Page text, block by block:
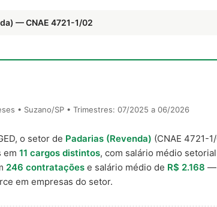
— CNAE 4721-1/02
• Suzano/SP • Trimestres: 07/2025 a 06/2026
o setor de Padarias (Revenda) (CNAE 4721-
em 11 cargos distintos, com salário médio
246 contratações e salário médio de R$ 2.168 —
em empresas do setor.